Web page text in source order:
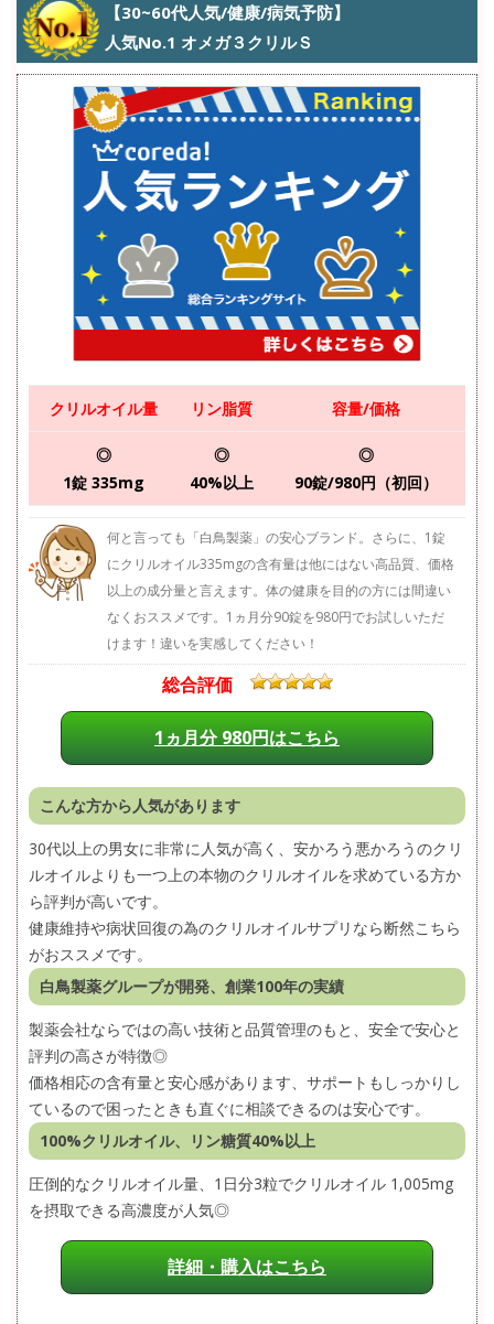
【30~60代人気/健康/病気予防】
人気No.1 オメガ３クリルＳ
クリルオイル量 リン脂質 容量/価格
◎
1錠 335mg
◎
40%以上
◎
90錠/980円（初回）
何と言っても「白鳥製薬」の安心ブランド。さらに、1錠
にクリルオイル335mgの含有量は他にはない高品質、価格
以上の成分量と言えます。体の健康を目的の方には間違い
なくおススメです。1ヵ月分90錠を980円でお試しいただ
けます！違いを実感してください！
総合評価
1ヵ月分 980円はこちら
こんな方から人気があります
30代以上の男女に非常に人気が高く、安かろう悪かろうのクリ
ルオイルよりも一つ上の本物のクリルオイルを求めている方か
ら評判が高いです。
健康維持や病状回復の為のクリルオイルサプリなら断然こちら
がおススメです。
白鳥製薬グループが開発、創業100年の実績
製薬会社ならではの高い技術と品質管理のもと、安全で安心と
評判の高さが特徴◎
価格相応の含有量と安心感があります、サポートもしっかりし
ているので困ったときも直ぐに相談できるのは安心です。
100%クリルオイル、リン糖質40%以上
圧倒的なクリルオイル量、1日分3粒でクリルオイル 1,005mg
を摂取できる高濃度が人気◎
詳細・購入はこちら